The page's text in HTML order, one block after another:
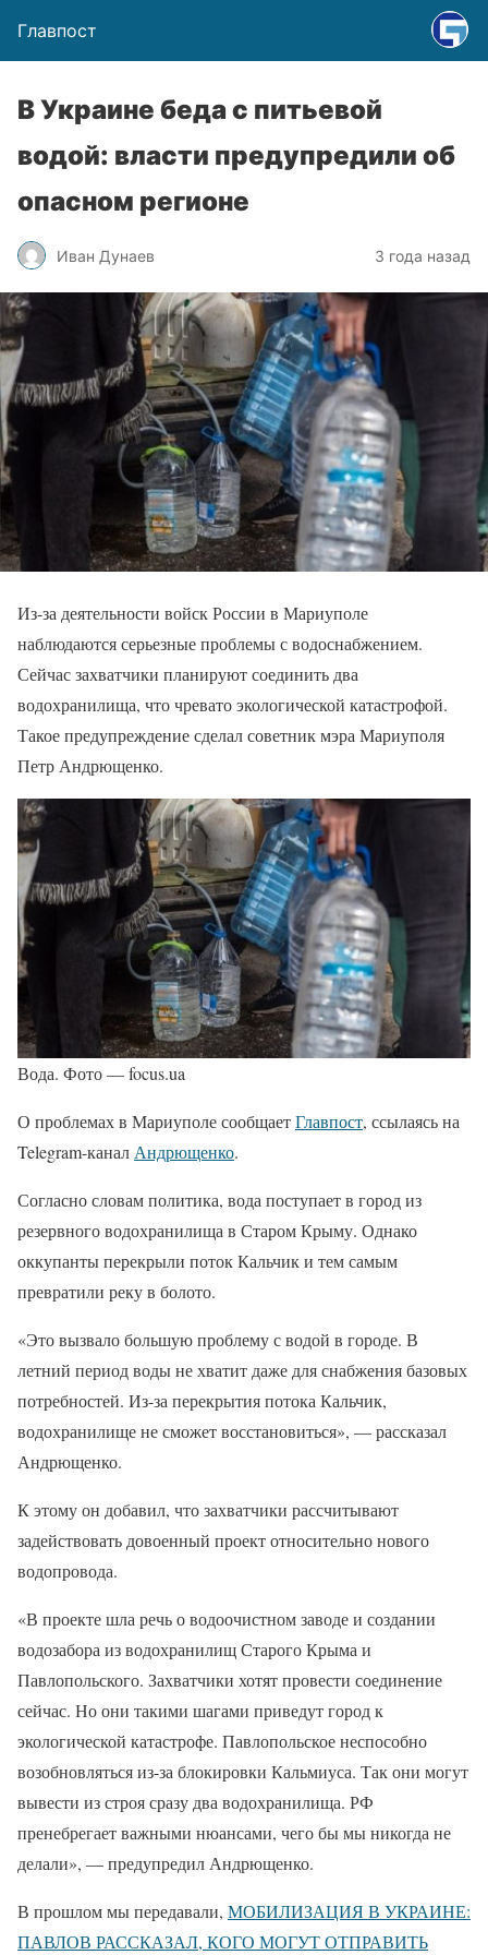
Главпост
В Украине беда с питьевой
водой: власти предупредили об
опасном регионе
Иван Дунаев 3 года назад
Из-за деятельности войск России в Мариуполе
наблюдаются серьезные проблемы с водоснабжением.
Сейчас захватчики планируют соединить два
водохранилища, что чревато экологической катастрофой.
Такое предупреждение сделал советник мэра Мариуполя
Петр Андрющенко.
Вода. Фото — focus.ua
О проблемах в Мариуполе сообщаетГлавпост, ссылаясь на
Telegram-канал Андрющенко.
Согласно словам политика, вода поступает в город из
резервного водохранилища в Старом Крыму. Однако
оккупанты перекрыли поток Кальчик и тем самым
превратили реку в болото.
«Это вызвало большую проблему с водой в городе. В
летний период воды не хватит даже для снабжения базовых
потребностей. Из-за перекрытия потока Кальчик,
водохранилище не сможет восстановиться», — рассказал
Андрющенко.
К этому он добавил, что захватчики рассчитывают
задействовать довоенный проект относительно нового
водопровода.
«В проекте шла речь о водоочистном заводе и создании
водозабора из водохранилищ Старого Крыма и
Павлопольского. Захватчики хотят провести соединение
сейчас. Но они такими шагами приведут город к
экологической катастрофе. Павлопольское неспособно
возобновляться из-за блокировки Кальмиуса. Так они могут
вывести из строя сразу два водохранилища. РФ
пренебрегает важными нюансами, чего бы мы никогда не
делали», — предупредил Андрющенко.
В прошлом мы передавали, МОБИЛИЗАЦИЯ В УКРАИНЕ:
ПАВЛОВ РАССКАЗАЛ, КОГО МОГУТ ОТПРАВИТЬ